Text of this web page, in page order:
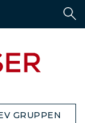
GRUPPEN